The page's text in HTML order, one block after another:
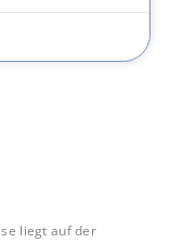
liegt auf der